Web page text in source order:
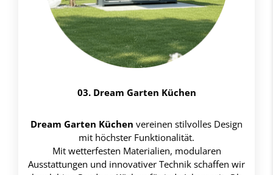
03. Dream Garten Küchen
Dream Garten Küchen vereinen stilvolles Design
mit höchster Funktionalität.
Mit wetterfesten Materialien, modularen
Ausstattungen und innovativer Technik schaffen wir